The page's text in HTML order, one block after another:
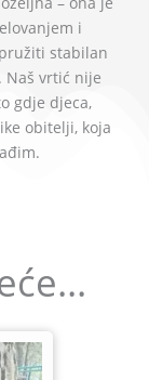
i
stabilan
Naš vrtić nije
gdje djeca,
obitelji, koja